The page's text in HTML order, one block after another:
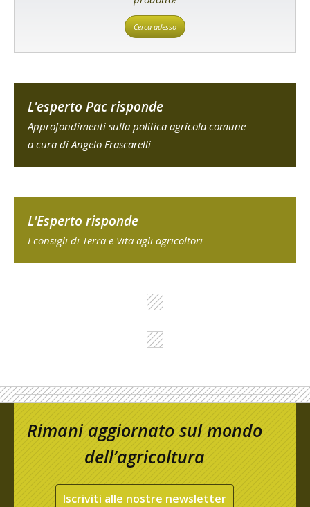
Cerca adesso
L'esperto Pac risponde
Approfondimenti sulla politica agricola comune
a cura di Angelo Frascarelli
L'Esperto risponde
I consigli di Terra e Vita agli agricoltori
Rimani aggiornato sul mondo
dell’agricoltura
Iscriviti alle nostre newsletter